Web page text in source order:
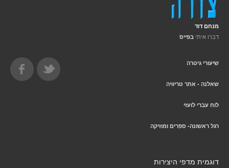
מנחם דוד
דברו איתי בפייס
שיעורי גיטרה
שאלנה - אתר טריוויה
לוח עברי לועזי
רגל ראשונה- ספרים ומוזיקה
דוגמית מדפי היצירות